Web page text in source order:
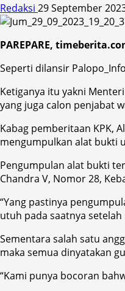
Redaksi 29 September
PAREPARE,
Seperti dilansir
Ketiganya itu yakni
yang juga calon penjabat
Kabag pemberitaan KPK,
mengumpulkan alat bukti
Pengumpulan alat bukti
Chandra V, Nomor 28,
“Yang pastinya
utuh pada saatnya
Sementara salah satu
maka semua dinyatakan
“Kami punya bocoran